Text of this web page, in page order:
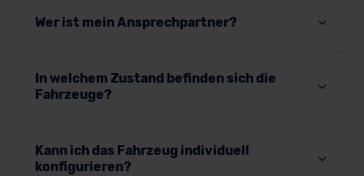
Wer ist mein Ansprechpartner?
In welchem Zustand befinden sich die
Fahrzeuge?
Kann ich das Fahrzeug individuell
konfigurieren?